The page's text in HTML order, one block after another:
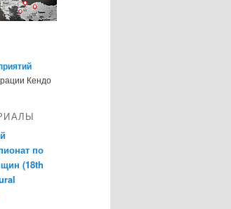
Кендо
по
(18th